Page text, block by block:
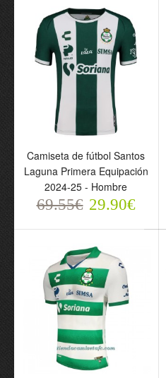
Santos Laguna Primera
Equipación 2024-25 -
Hombre
69.55€ 29.90€
Camiseta de fútbol Santos
Laguna Primera Equipación
2024-25 - Hombre
69.55€ 29.90€